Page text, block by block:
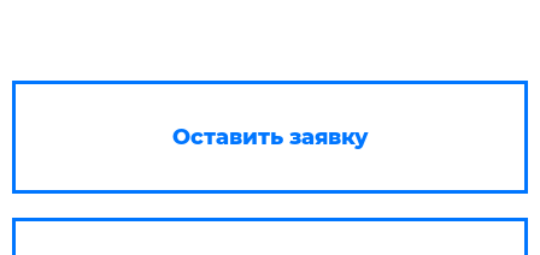
Оставить заявку